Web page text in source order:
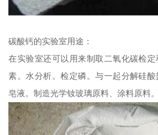
碳酸钙的实验室用途：
在实验室还可以用来制取二氧化碳检
素。水分析。检定磷。与一起分解硅
皂液。制造光学钕玻璃原料、涂料原料。